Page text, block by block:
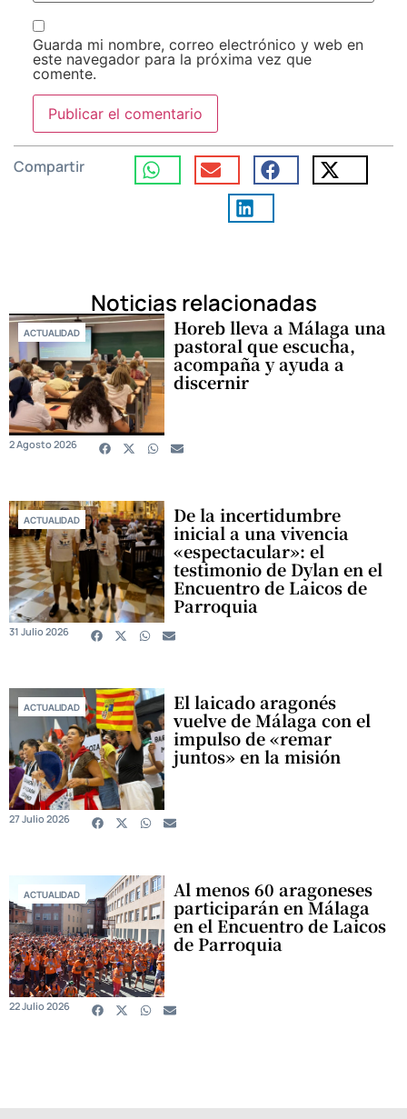
Guarda mi nombre, correo electrónico y web en
este navegador para la próxima vez que
comente.
Compartir
Noticias relacionadas
ACTUALIDAD Horeb lleva a Málaga una
pastoral que escucha,
acompaña y ayuda a
discernir
2 Agosto 2026
ACTUALIDAD De la incertidumbre
inicial a una vivencia
«espectacular»: el
testimonio de Dylan en el
Encuentro de Laicos de
Parroquia
31 Julio 2026
ACTUALIDAD El laicado aragonés
vuelve de Málaga con el
impulso de «remar
juntos» en la misión
27 Julio 2026
ACTUALIDAD Al menos 60 aragoneses
participarán en Málaga
en el Encuentro de Laicos
de Parroquia
22 Julio 2026